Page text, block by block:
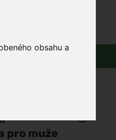
obsahu a
Obuv / oblečení
pro muže